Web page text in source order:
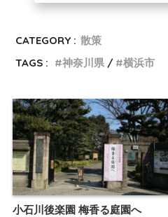
CATEGORY : 散策
TAGS :
神奈川県 横浜市
小石川後楽園 梅香る庭園へ